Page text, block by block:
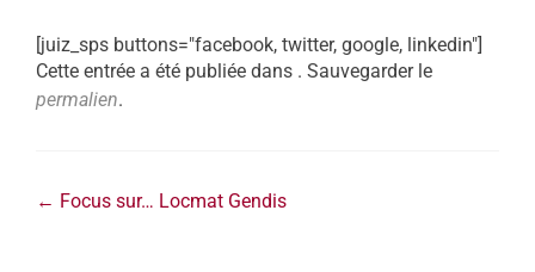
[juiz_sps buttons="facebook, twitter, google, linkedin"]
Cette entrée a été publiée dans . Sauvegarder le
permalien.
← Focus sur… Locmat Gendis